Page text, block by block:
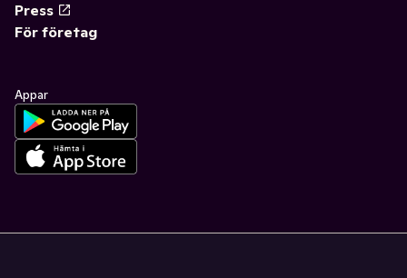
Press
För företag
Appar